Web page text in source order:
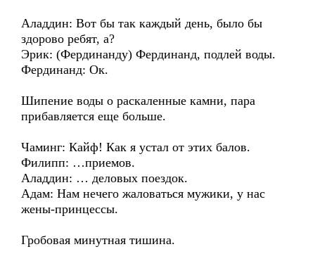
Аладдин: Вот бы так каждый день, было бы
здорово ребят, а?
Эрик: (Фердинанду) Фердинанд, подлей воды.
Фердинанд: Ок.
Шипение воды о раскаленные камни, пара
прибавляется еще больше.
Чаминг: Кайф! Как я устал от этих балов.
Филипп: …приемов.
Аладдин: … деловых поездок.
Адам: Нам нечего жаловаться мужики, у нас
жены-принцессы.
Гробовая минутная тишина.